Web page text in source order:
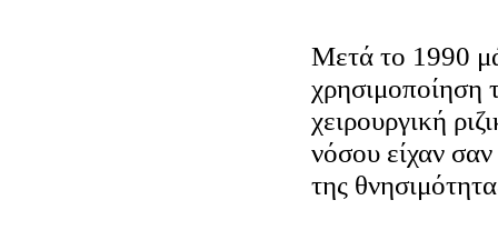
Μετά το 1990
χρησιμοποίηση
χειρουργική
νόσου είχαν
της